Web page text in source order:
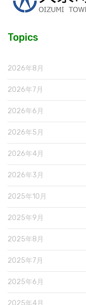
Topics
2026年8月
2026年7月
2026年6月
2026年5月
2026年4月
2026年3月
2025年10月
2025年9月
2025年8月
2025年7月
2025年6月
2025年4月